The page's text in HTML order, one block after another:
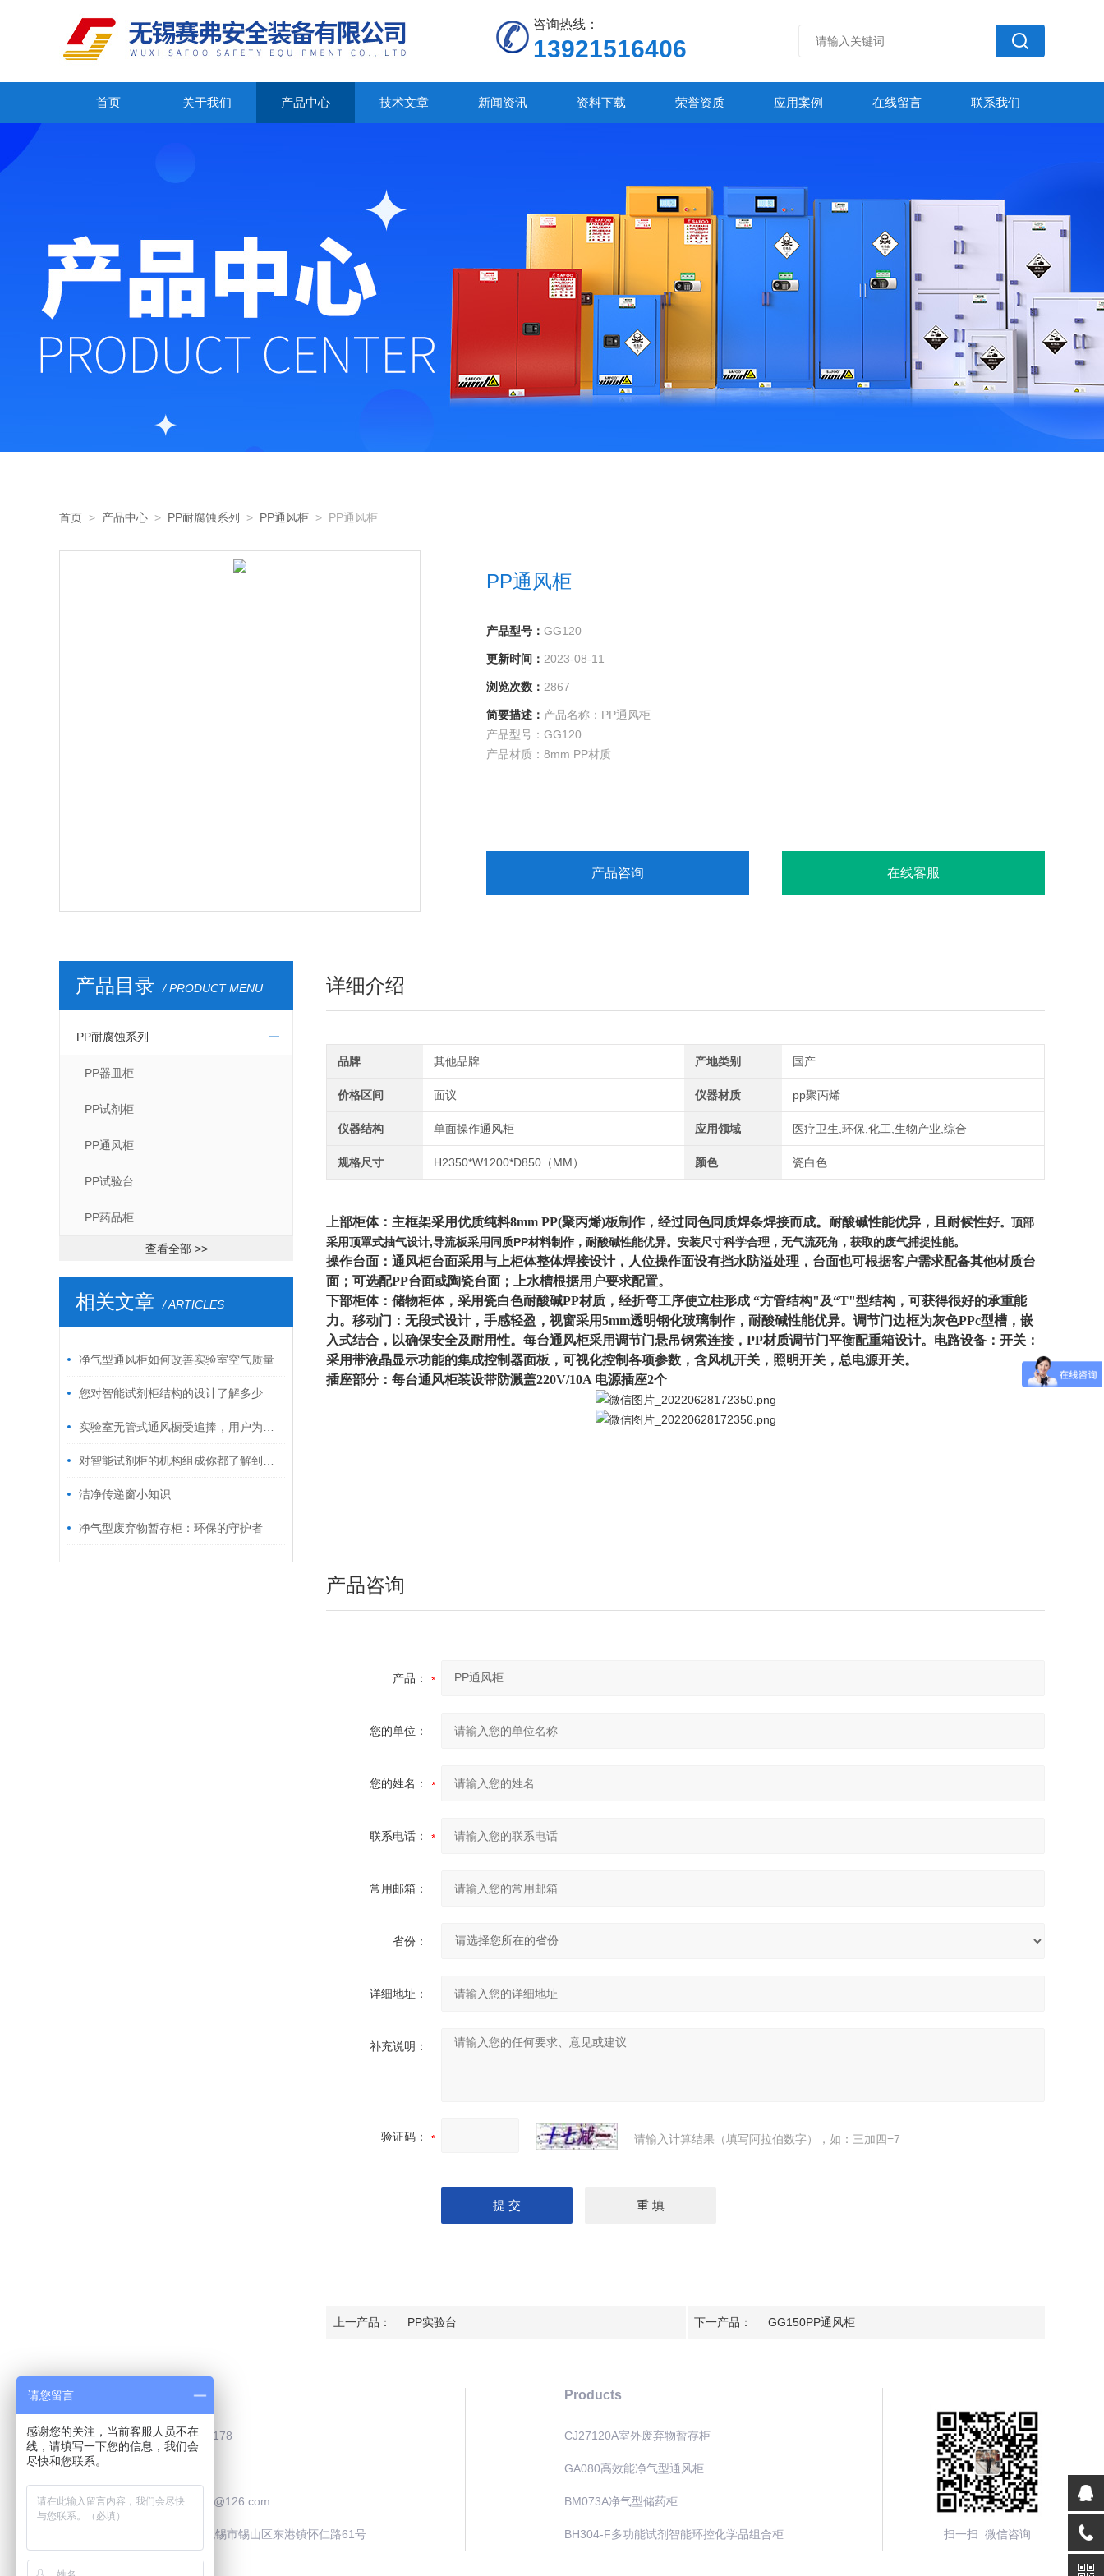
咨询热线：
13921516406
首页 关于我们 产品中心 技术文章 新闻资讯 资料下载 荣誉资质 应用案例 在线留言 联系我们
首页 > 产品中心 > PP耐腐蚀系列 > PP通风柜 > PP通风柜
PP通风柜
产品型号： GG120
更新时间： 2023-08-11
浏览次数： 2867
简要描述： 产品名称：PP通风柜
产品型号：GG120
产品材质：8mm PP材质
面板式开关和控电路板各一只）；遥控水阀（纯水一只、自来水一只）；PP水杯一只；PP水龙头一只。
产品咨询 在线客服
详细介绍
品牌 其他品牌 产地类别 国产
价格区间 面议 仪器材质 pp聚丙烯
仪器结构 单面操作通风柜 应用领域 医疗卫生,环保,化工,生物产业,综合
规格尺寸 H2350*W1200*D850（MM） 颜色 瓷白色
上部柜体：主框架采用优质纯料8mm PP(聚丙烯)板制作，经过同色同质焊条焊接而成。耐酸碱性能优异，且耐候性好。顶部
采用顶罩式抽气设计,导流板采用同质PP材料制作，耐酸碱性能优异。安装尺寸科学合理，无气流死角，获取的废气捕捉性能。
操作台面：通风柜台面采用与上柜体整体焊接设计，人位操作面设有挡水防溢处理，台面也可根据客户需求配备其他材质台
面； 可选配PP台面或陶瓷台面；
上水槽根据用户要求配置。
下部柜体：储物柜体，采用瓷白色耐酸碱PP材质，经折弯工序使立柱形成 “方管结构"及“T"型结构，可获得很好的承重能
力。移动门：无段式设计，手感轻盈，视窗采用5mm透明钢化玻璃制作，耐酸碱性能优异。调节门边框为灰色PPc型槽，嵌
入式结合，以确保安全及耐用性。每台通风柜采用调节门悬吊钢索连接，PP材质调节门平衡配重箱设计。电路设备：开关：
采用带液晶显示功能的集成控制器面板，可视化控制各项参数，含风机开关，照明开关，总电源开关。
插座部分：每台通风柜装设带防溅盖220V/10A 电源插座2个
产品咨询
产品：
您的单位：
您的姓名：
联系电话：
常用邮箱：
省份：
详细地址：
补充说明：
验证码： 请输入计算结果（填写阿拉伯数字），如：三加四=7
上一产品： PP实验台 下一产品： GG150PP通风柜
产品目录 / PRODUCT MENU
PP耐腐蚀系列
PP器皿柜
PP试剂柜
PP通风柜
PP试验台
PP药品柜
查看全部 >>
相关文章 / ARTICLES
净气型通风柜如何改善实验室空气质量
您对智能试剂柜结构的设计了解多少
实验室无管式通风橱受追捧，用户为我们见证
对智能试剂柜的机构组成你都了解到吗？
洁净传递窗小知识
净气型废弃物暂存柜：环保的守护者
Contact Us
联系电话：0510-83787178
联系QQ：2505929195
联系邮箱：safooculture@126.com
联系地址：中国·江苏·无锡市锡山区东港镇怀仁路61号
Products
CJ27120A室外废弃物暂存柜
GA080高效能净气型通风柜
BM073A净气型储药柜
BH304-F多功能试剂智能环控化学品组合柜 扫一扫 微信咨询
请您留言
感谢您的关注，当前客服人员不在
线，请填写一下您的信息，我们会
尽快和您联系。